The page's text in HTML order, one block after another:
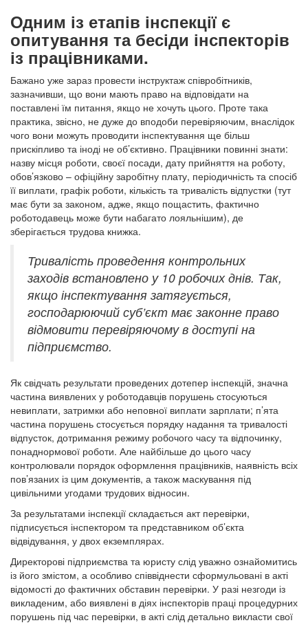
Одним із етапів інспекції є
опитування та бесіди інспекторів
із працівниками.
Бажано уже зараз провести інструктаж співробітників,
зазначивши, що вони мають право на відповідати на
поставлені їм питання, якщо не хочуть цього. Проте така
практика, звісно, не дуже до вподоби перевіряючим, внаслідок
чого вони можуть проводити інспектування ще більш
прискіпливо та іноді не об’єктивно. Працівники повинні знати:
назву місця роботи, своєї посади, дату прийняття на роботу,
обов’язково – офіційну заробітну плату, періодичність та спосіб
її виплати, графік роботи, кількість та тривалість відпустки (тут
має бути за законом, адже, якщо пощастить, фактично
роботодавець може бути набагато лояльнішим), де
зберігається трудова книжка.
Тривалість проведення контрольних
заходів встановлено у 10 робочих днів. Так,
якщо інспектування затягується,
господарюючий суб’єкт має законне право
відмовити перевіряючому в доступі на
підприємство.
Як свідчать результати проведених дотепер інспекцій, значна
частина виявлених у роботодавців порушень стосуються
невиплати, затримки або неповної виплати зарплати; п’ята
частина порушень стосується порядку надання та тривалості
відпусток, дотримання режиму робочого часу та відпочинку,
понаднормової роботи. Але найбільше до цього часу
контролювали порядок оформлення працівників, наявність всіх
пов’язаних із цим документів, а також маскування під
цивільними угодами трудових відносин.
За результатами інспекції складається акт перевірки,
підписується інспектором та представником об’єкта
відвідування, у двох екземплярах.
Директорові підприємства та юристу слід уважно ознайомитись
із його змістом, а особливо співвіднести сформульовані в акті
відомості до фактичних обставин перевірки. У разі незгоди із
викладеним, або виявлені в діях інспекторів праці процедурних
порушень під час перевірки, в акті слід детально викласти свої